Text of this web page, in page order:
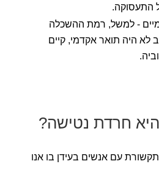
התעסוקה.
- למשל, רמת ההשכלה
לא היה תואר אקדמי, קיים
חרדת נטישה?
עם אנשים בעידן בו אנו